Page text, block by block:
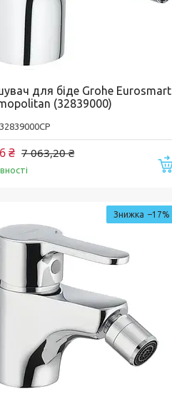
для біде Grohe Eurosmart
(32839000)
32839000CP
7 063,20 ₴
₴
–17%